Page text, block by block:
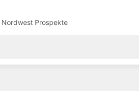
Nordwest Prospekte